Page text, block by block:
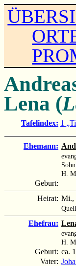
Lena (
Tafelindex: 1
Ehemann:
H.
Geburt:
Heirat: Mi.,
Ehefrau:
H.
Geburt: ca.
Vater: